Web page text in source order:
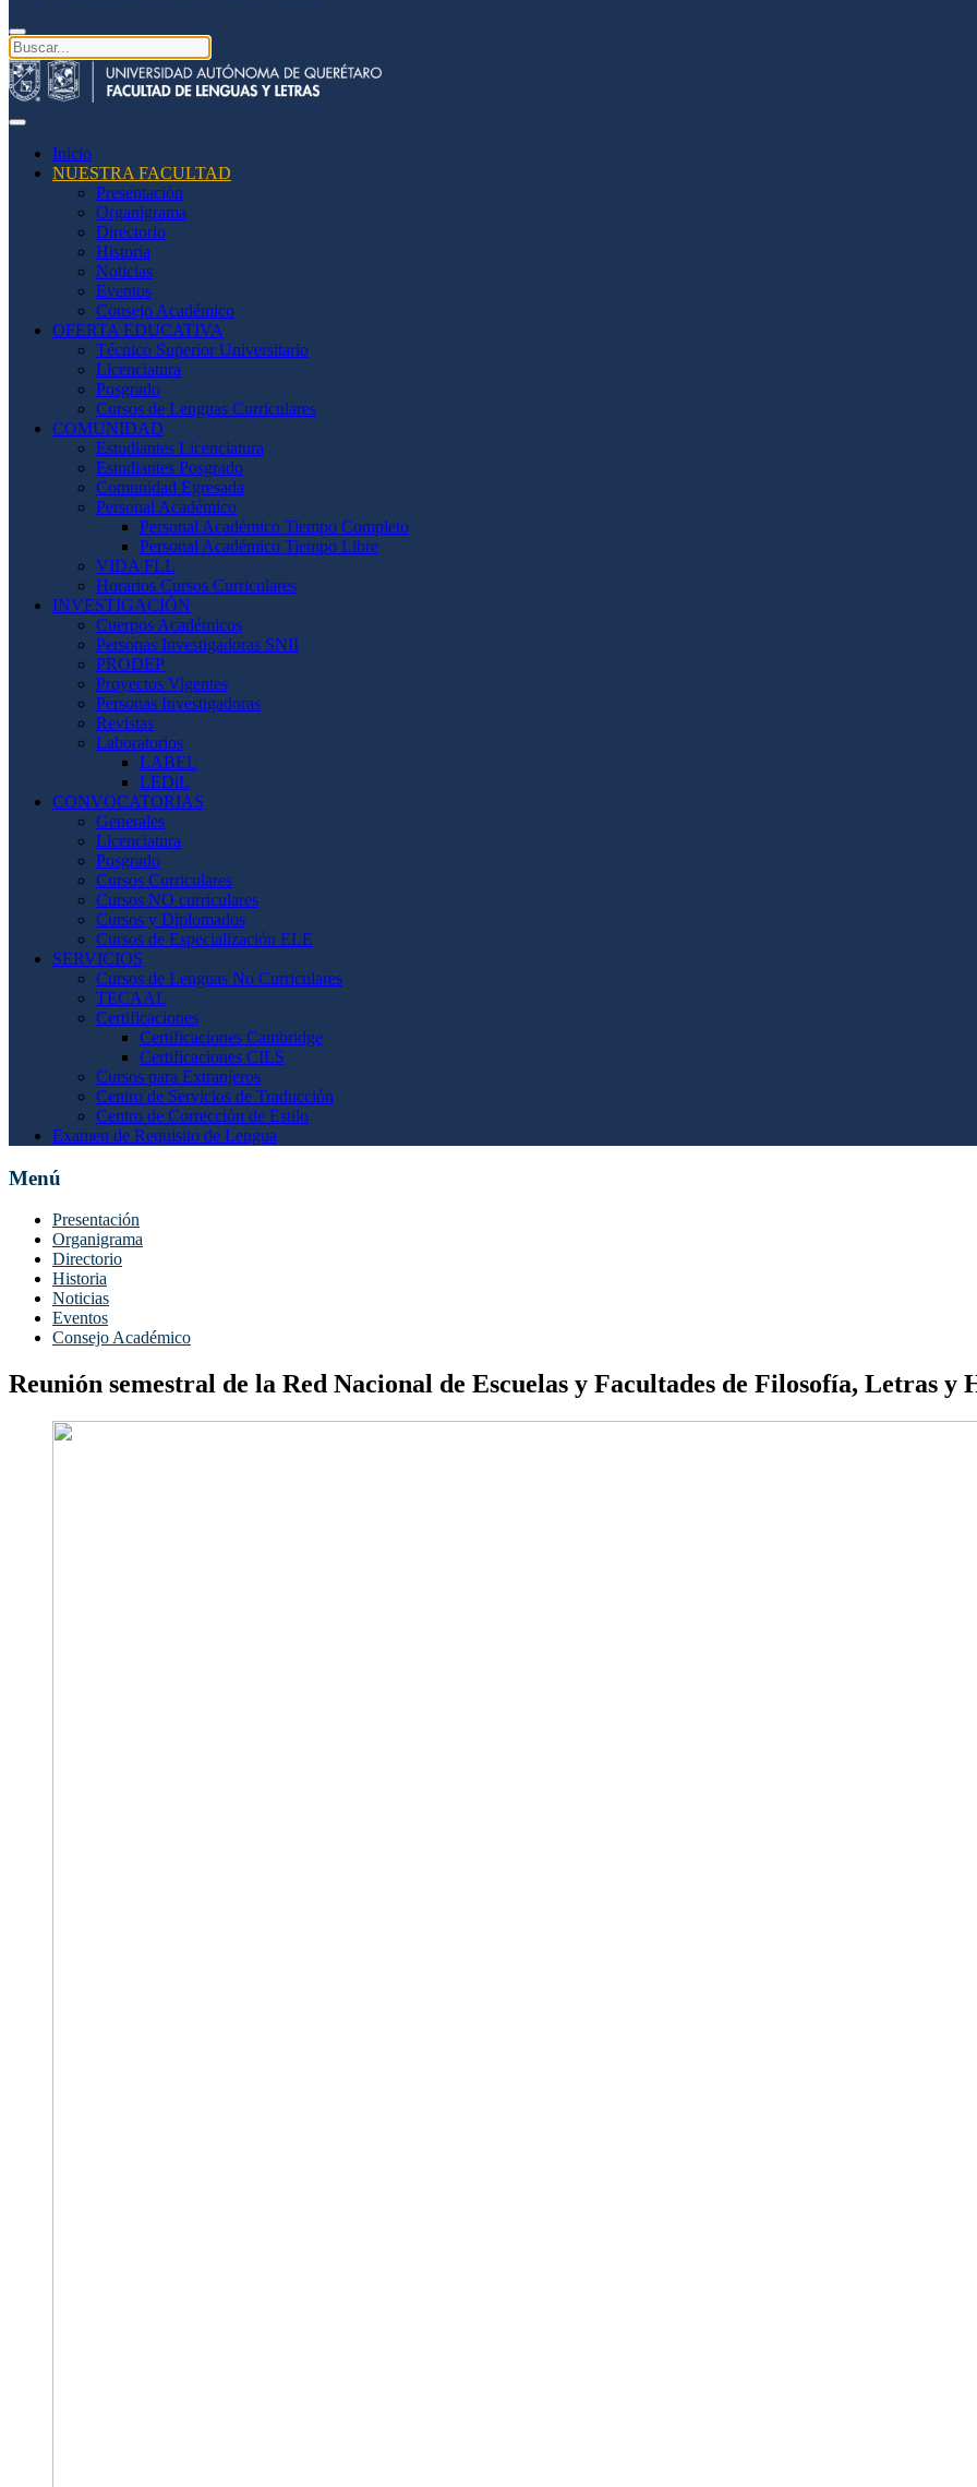
Inicio
NUESTRA FACULTAD
Presentación
Organigrama
Directorio
Historia
Noticias
Eventos
Consejo Académico
OFERTA EDUCATIVA
Técnico Superior Universitario
Licenciatura
Posgrado
Cursos de Lenguas Curriculares
COMUNIDAD
Estudiantes Licenciatura
Estudiantes Posgrado
Comunidad Egresada
Personal Académico
Personal Académico Tiempo Completo
Personal Académico Tiempo Libre
VIDA FLL
Horarios Cursos Curriculares
INVESTIGACIÓN
Cuerpos Académicos
Personas Investigadoras SNII
PRODEP
Proyectos Vigentes
Personas Investigadoras
Revistas
Laboratorios
LABEL
LEDiL
CONVOCATORIAS
Generales
Licenciatura
Posgrado
Cursos Curriculares
Cursos NO curriculares
Cursos y Diplomados
Cursos de Especialización ELE
SERVICIOS
Cursos de Lenguas No Curriculares
TECAAL
Certificaciones
Certificaciones Cambridge
Certificaciones CILS
Cursos para Extranjeros
Centro de Servicios de Traducción
Centro de Corrección de Estilo
Examen de Requisito de Lengua
Menú
Presentación
Organigrama
Directorio
Historia
Noticias
Eventos
Consejo Académico
Reunión semestral de la Red Nacional de Escuelas y Facultades de Filosofía, Letras y